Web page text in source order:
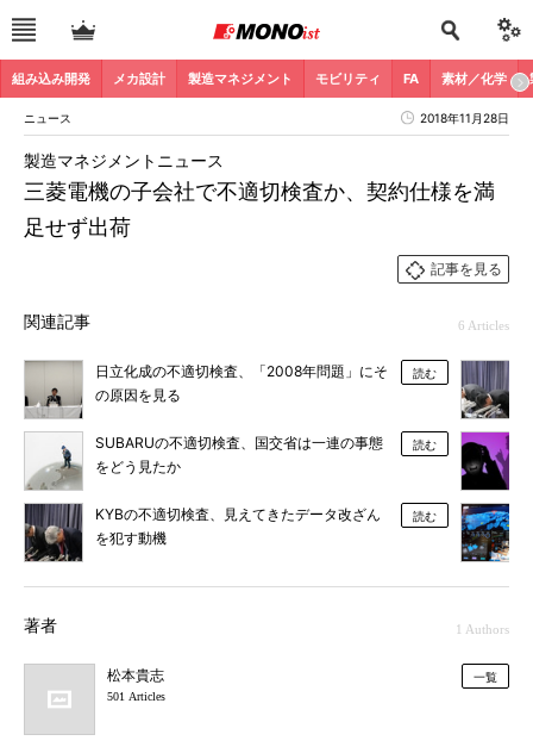
組み込み開発 メカ設計 製造マネジメント モビリティ FA 素材／化学
ニュース 2018年11月28日
三菱電機の子会社で不適切検査か、契約仕様を満
足せず出荷
製造マネジメントニュース
記事を見る
関連記事 6 Articles
日立化成の不適切検査、「2008年問題」にそ
の原因を見る
読む
SUBARUの不適切検査、国交省は一連の事態
をどう見たか
読む
KYBの不適切検査、見えてきたデータ改ざん
を犯す動機
読む
著者 1 Authors
松本貴志
501 Articles
一覧